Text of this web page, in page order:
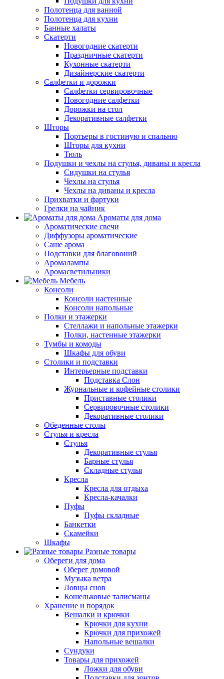
Полотенца для ванной
Полотенца для кухни
Банные халаты
Скатерти
Новогодние скатерти
Праздничные скатерти
Кухонные скатерти
Дизайнерские скатерти
Салфетки и дорожки
Салфетки сервировочные
Новогодние салфетки
Дорожки на стол
Декоративные салфетки
Шторы
Портьеры в гостиную и спальню
Шторы для кухни
Тюль
Подушки и чехлы на стулья, диваны и кресла
Сидушки на стулья
Чехлы на стулья
Чехлы на диваны и кресла
Прихватки и фартуки
Грелки на чайник
Ароматы для дома
Ароматические свечи
Диффузоры ароматические
Саше арома
Подставки для благовоний
Аромалампы
Аромасветильники
Мебель
Консоли
Консоли настенные
Консоли напольные
Полки и этажерки
Стеллажи и напольные этажерки
Полки, настенные этажерки
Тумбы и комоды
Шкафы для обуви
Столики и подставки
Интерьерные подставки
Подставка Слон
Журнальные и кофейные столики
Приставные столики
Сервировочные столики
Декоративные столики
Обеденные столы
Стулья и кресла
Стулья
Декоративные стулья
Барные стулья
Складные стулья
Кресла
Кресла для отдыха
Кресла-качалки
Пуфы
Пуфы складные
Банкетки
Скамейки
Шкафы
Разные товары
Обереги для дома
Оберег домовой
Музыка ветра
Ловцы снов
Кошельковые талисманы
Хранение и порядок
Вешалки и крючки
Крючки для кухни
Крючки для прихожей
Напольные вешалки
Сундуки
Товары для прихожей
Ложки для обуви